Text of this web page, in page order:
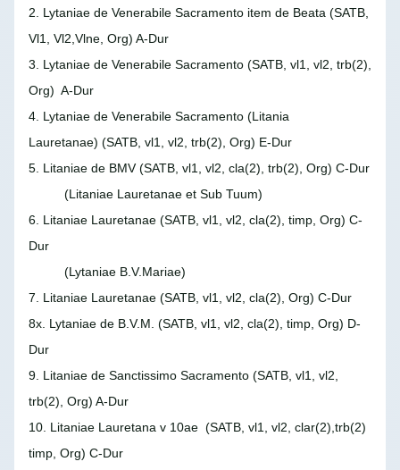
2. Lytaniae de Venerabile Sacramento item de Beata (SATB,
Vl1, Vl2,Vlne, Org) A-Dur
3. Lytaniae de Venerabile Sacramento (SATB, vl1, vl2, trb(2),
Org) A-Dur
4. Lytaniae de Venerabile Sacramento (Litania
Lauretanae) (SATB, vl1, vl2, trb(2), Org) E-Dur
5. Litaniae de BMV(SATB, vl1, vl2, cla(2), trb(2), Org) C-Dur
(Litaniae Lauretanae et Sub Tuum)
6. Litaniae Lauretanae (SATB, vl1, vl2, cla(2), timp, Org) C-
Dur
(Lytaniae B.V.Mariae)
7. Litaniae Lauretanae (SATB, vl1, vl2, cla(2), Org) C-Dur
8x. Lytaniae de B.V.M. (SATB, vl1, vl2, cla(2), timp, Org) D-
Dur
9. Litaniae de Sanctissimo Sacramento (SATB, vl1, vl2,
trb(2), Org) A-Dur
10. Litaniae Lauretana v 10ae (SATB, vl1, vl2, clar(2),trb(2)
timp, Org) C-Dur